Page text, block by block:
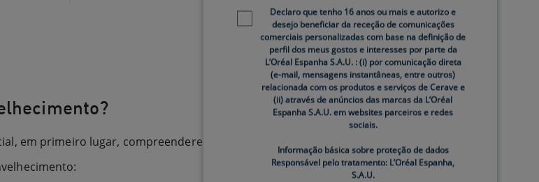
em primeiro lugar, compreenderes como é que a tua pele muda com o tempo. Aqui
Newsletter policy
Declaro que tenho 16 anos ou mais e autorizo e
desejo beneficiar da receção de comunicações
comerciais personalizadas com base na definição de
perfil dos meus gostos e interesses por parte da
L’Oréal Espanha S.A.U. : (i) por comunicação direta
(e-mail, mensagens instantâneas, entre outros)
relacionada com os produtos e serviços de Cerave e
(ii) através de anúncios das marcas da L’Oréal
Espanha S.A.U. em websites parceiros e redes
sociais.
Informação básica sobre proteção de dados
Responsável pelo tratamento: L’Oréal Espanha,
S.A.U.